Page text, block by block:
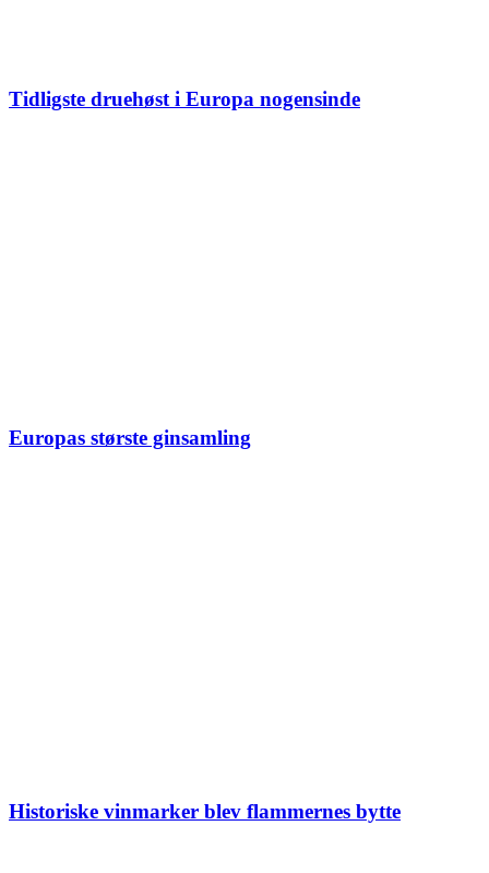
Tidligste druehøst i Europa nogensinde
Europas største ginsamling
Historiske vinmarker blev flammernes bytte